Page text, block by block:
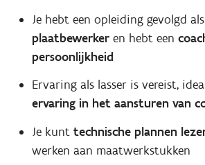
Je hebt een opleiding gevolgd als
plaatbewerkeren hebt een
persoonlijkheid
Ervaring als lasser is vereist,
ervaring in het aansturen van
Je kunt technische plannen
werken aan maatwerkstukken